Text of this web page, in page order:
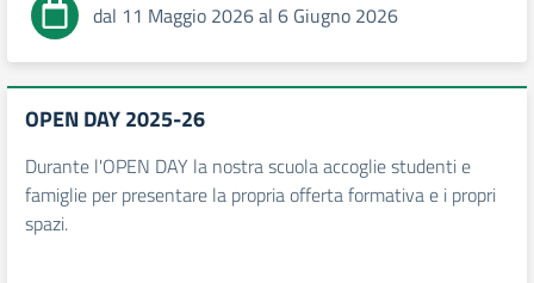
dal 11 Maggio 2026 al 6 Giugno 2026
OPEN DAY 2025-26
Durante l'OPEN DAY la nostra scuola accoglie studenti e
famiglie per presentare la propria offerta formativa e i propri
spazi.